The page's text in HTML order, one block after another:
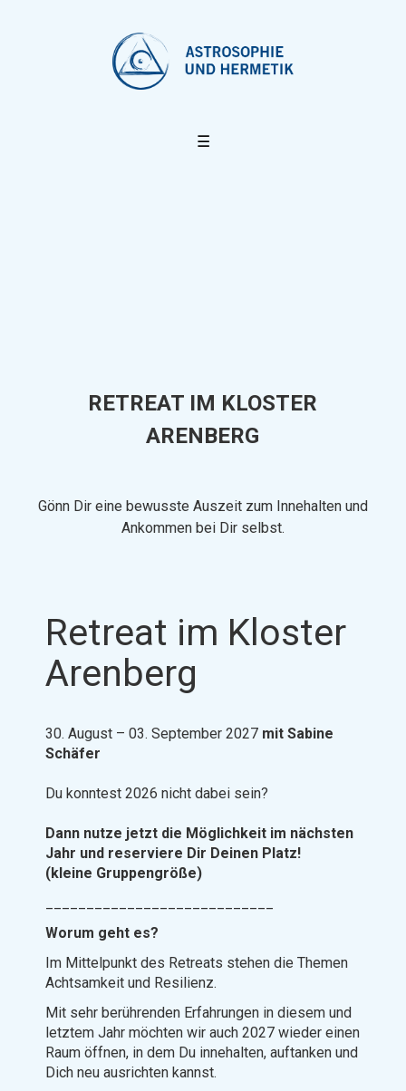
☰
RETREAT IM KLOSTER
ARENBERG
Gönn Dir eine bewusste Auszeit zum Innehalten und
Ankommen bei Dir selbst.
Retreat im Kloster
Arenberg
30. August – 03. September 2027 mit Sabine
Schäfer
Du konntest 2026 nicht dabei sein?
Dann nutze jetzt die Möglichkeit im nächsten
Jahr und reserviere Dir Deinen Platz!
(kleine Gruppengröße)
Worum geht es?
Im Mittelpunkt des Retreats stehen die Themen
Achtsamkeit und Resilienz.
Mit sehr berührenden Erfahrungen in diesem und
letztem Jahr möchten wir auch 2027 wieder einen
Raum öffnen, in dem Du innehalten, auftanken und
Dich neu ausrichten kannst.